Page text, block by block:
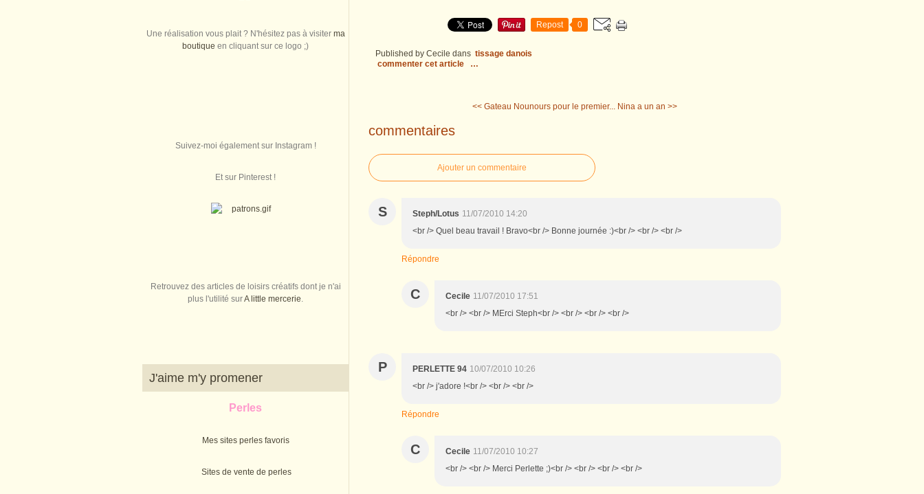
Une réalisation vous plait ? N'hésitez pas à visiter ma
boutique en cliquant sur ce logo ;)
Suivez-moi également sur Instagram !
Et sur Pinterest !
Retrouvez des articles de loisirs créatifs dont je n'ai
plus l'utilité surA little mercerie.
J'aime m'y promener
Perles
Mes sites perles favoris
Sites de vente de perles
Repost 0
Published by Cecile dans tissage danois
commenter cet article
…
<< Gateau Nounours pour le premier... Nina a un an >>
commentaires
Ajouter un commentaire
S Steph/Lotus 11/07/2010 14:20
<br /> Quel beau travail ! Bravo<br /> Bonne journée :)<br /> <br /> <br />
Répondre
C Cecile 11/07/2010 17:51
<br /> <br /> MErci Steph<br /> <br /> <br /> <br />
P PERLETTE 94 10/07/2010 10:26
<br /> j'adore !<br /> <br /> <br />
Répondre
C Cecile 11/07/2010 10:27
<br /> <br /> Merci Perlette ;)<br /> <br /> <br /> <br />